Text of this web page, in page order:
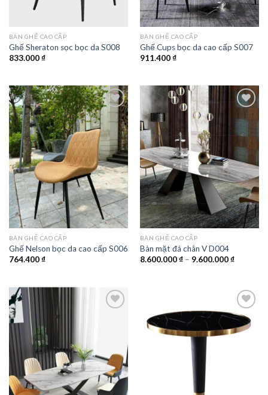
BÀN GHẾ CAO CẤP
Ghế Sheraton sọc bọc da S008
833.000₫
BÀN GHẾ CAO CẤP
Ghế Cups bọc da cao cấp S007
911.400₫
Add to
wishlist
BÀN GHẾ CAO CẤP
Ghế Nelson bọc da cao cấp S006
764.400₫
Add to
BÀN GHẾ CAO CẤP
Bàn mặt đá chân V D004
8.600.000₫ – 9.600.000₫Khoảng
đến
Add to